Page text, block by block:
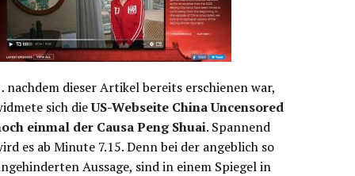
nachdem dieser Artikel bereits erschienen war,
sich dieUS-Webseite China Uncensored
einmal der Causa Peng Shuai. Spannend
es ab Minute 7.15. Denn bei der angeblich so
Aussage, sind in einem Spiegel in